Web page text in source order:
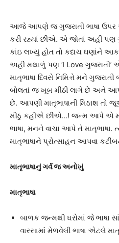
આજે આપણે જ ગુજરાતી ભાષા ઉપર
કરી રહ્યાં છીએ. એ જોતાં અહીં પણ
કાંઇ લખ્યું હોત તો કદાચ ઘણાંને
અહીં મથાળું પણ ‘I Love
માતૃભાષા દિવસે નિમિત્તે મને
બોલતાં જ ખૂબ મીઠી લાગે છે અને
છે. આપણી માતૃભાષાની મિઠાશ
મીઠુ કહીએ છીએ…! જન્મ આપે એ
ભાષા, મનને વાચા આપે તે માતૃભાષા.
માતૃભાષાને પ્રોત્સાહન આપવા
માતૃભાષાનું ગર્વ જ અનોખું
માતૃભાષા
બાળક જન્મથી ઘરોમાં જે
વારસામાં મેળવેલી ભાષા એટલે